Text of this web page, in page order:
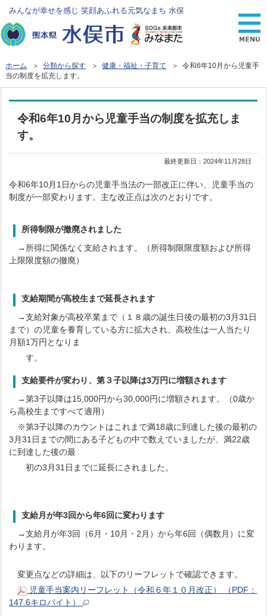
みんなが幸せを感じ 笑顔あふれる元気なまち 水俣
ホーム ＞分類から探す ＞健康・福祉・子育て
＞ 令和6年10月から児童手
当の制度を拡充します。
令和6年10月から児童手当の制度を拡充しま
す。
最終更新日：2024年11月28日
令和6年10月1日からの児童手当法の一部改正に伴い、児童手当の
制度が一部変わります。主な改正点は次のとおりです。
所得制限が撤廃されました
→所得に関係なく支給されます。（所得制限限度額および所得
上限限度額の撤廃）
支給期間が高校生まで延長されます
→支給対象が高校卒業まで（１８歳の誕生日後の最初の3月31日
まで）の児童を養育している方に拡大され、高校生は一人当たり
月額1万円となりま
す。
支給要件が変わり、第３子以降は3万円に増額されます
→第3子以降は15,000円から30,000円に増額されます。（0歳か
ら高校生まですべて適用）
※第3子以降のカウントはこれまで満18歳に到達した後の最初の
3月31日までの間にある子どもの中で数えていましたが、満22歳
に到達した後の最
初の3月31日までに延長にされました。
支給月が年3回から年6回に変わります
→支給月が年3回（6月・10月・2月）から年6回（偶数月）に変
わります。
変更点などの詳細は、以下のリーフレットで確認できます。
児童手当案内リーフレット（令和６年１０月改正） （PDF：
147.6キロバイト）